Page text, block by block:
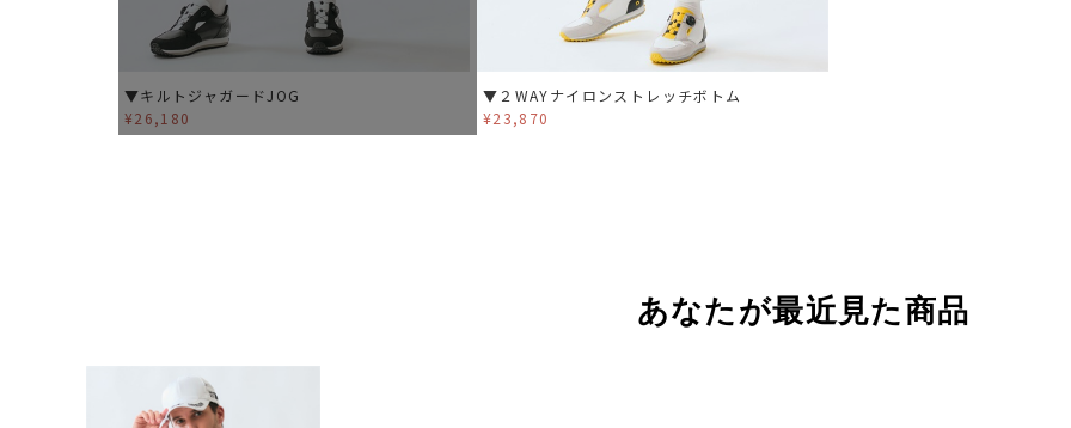
▼キルトジャガードJOG
¥26,180
▼２WAYナイロンストレッチボトム
¥23,870
あなたが最近見た商品